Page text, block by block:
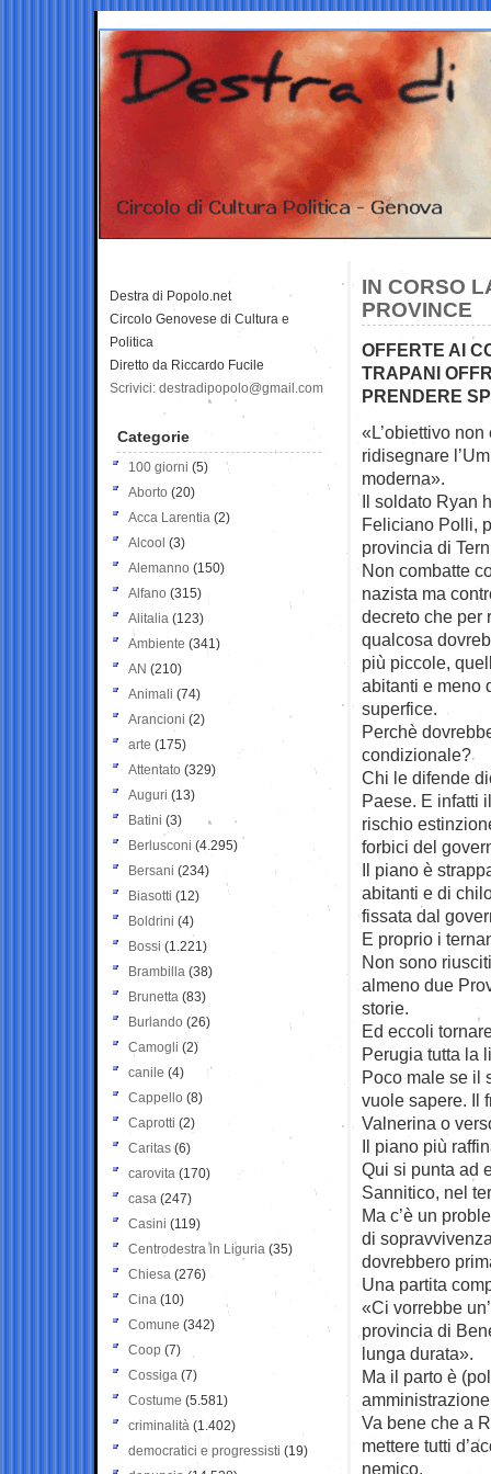
IN CORSO
PROVINCE
OFFERTE AI
TRAPANI
PRENDERE
«L’obiettivo
ridisegnare
moderna».
Il soldato Ryan
Feliciano Polli,
provincia di
Non combatte
nazista ma
decreto che per
qualcosa
più piccole,
abitanti e meno
superfice.
Perchè
condizionale?
Chi le difende
Paese. E infatti
rischio
forbici del
Il piano è
abitanti e di
fissata dal
E proprio i
Non sono
almeno due
storie.
Ed eccoli
Perugia tutta la
Poco male se il
vuole sapere. Il
Valnerina o
Il piano più
Qui si punta ad
Sannitico, nel
Ma c’è un
di
dovrebbero
Una partita
«Ci vorrebbe
provincia di
lunga durata».
Ma il parto è
Va bene che a
mettere tutti
nemico.
Destra di Popolo.net
Circolo Genovese di Cultura e
Politica
Diretto da Riccardo Fucile
Scrivici: destradipopolo@gmail.com
Categorie
100 giorni (5)
Aborto (20)
Acca Larentia (2)
Alcool (3)
Alemanno (150)
Alfano (315)
Alitalia (123)
Ambiente (341)
AN (210)
Animali (74)
Arancioni (2)
arte (175)
Attentato (329)
Auguri (13)
Batini (3)
Berlusconi (4.295)
Bersani (234)
Biasotti (12)
Boldrini (4)
Bossi (1.221)
Brambilla (38)
Brunetta (83)
Burlando (26)
Camogli (2)
canile (4)
Cappello (8)
Caprotti (2)
Caritas (6)
carovita (170)
casa (247)
Casini (119)
Centrodestra in Liguria (35)
Chiesa (276)
Cina (10)
Comune (342)
Coop (7)
Cossiga (7)
Costume (5.581)
criminalità (1.402)
democratici e progressisti (19)